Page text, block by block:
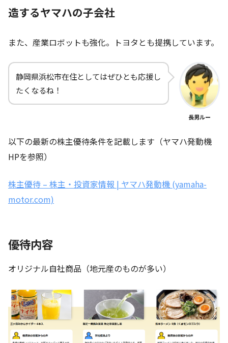
造するヤマハの子会社
また、産業ロボットも強化。トヨタとも提携しています。
静岡県浜松市在住としてはぜひとも応援し
たくなるね！
長男ルー
以下の最新の株主優待条件を記載します（ヤマハ発動機
HPを参照）
株主優待 – 株主・投資家情報 | ヤマハ発動機 (yamaha-
motor.com)
優待内容
オリジナル自社商品（地元産のものが多い）